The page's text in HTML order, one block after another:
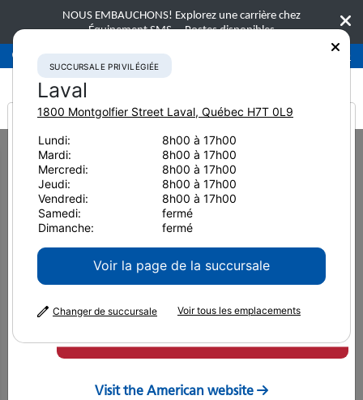
NOUS EMBAUCHONS! Explorez une carrière chez
Équipement SMS. Postes disponibles
Succursale privilégiéeLaval 450-781-9600
Home News & Resources Press Releases
Guide de machine 3D Smart Construction de Komatsu : une façon facile
et abordable de moderniser vot
Guide de machine 3D Smart
Construction de Komatsu :
une façon facile et abordable
de moderniser votre parc de
machines
It looks like you are
from America
Visit the American website
SUCCURSALE PRIVILÉGIÉE
Laval
1800 Montgolfier Street Laval, Québec H7T 0L9
Lundi:
8h00 à 17h00
Mardi:
8h00 à 17h00
Mercredi:
8h00 à 17h00
Jeudi:
8h00 à 17h00
Vendredi:
8h00 à 17h00
Samedi:
fermé
Dimanche:
fermé
Voir la page de la succursale
Changer de succursale Voir tous les emplacements